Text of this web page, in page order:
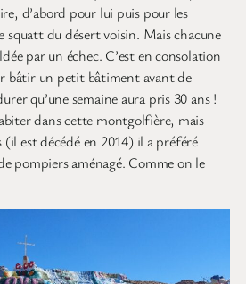
d’abord pour lui puis pour les
squatt du désert voisin. Mais chacune
par un échec. C’est en consolation
bâtir un petit bâtiment avant de
qu’une semaine aura pris 30 ans !
dans cette montgolfière, mais
(il est décédé en 2014) il a préféré
pompiers aménagé. Comme on le